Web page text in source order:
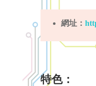
網址：
特色：